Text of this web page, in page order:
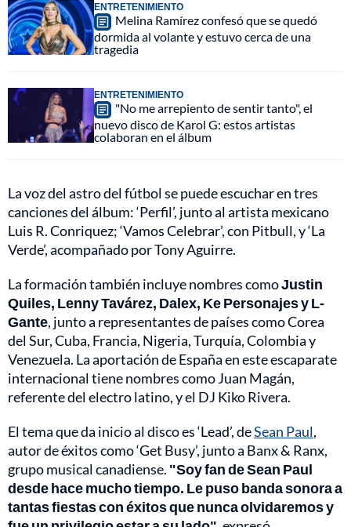
ENTRETENIMIENTO
Melina Ramírez confesó que se quedó
dormida al volante y estuvo cerca de una
tragedia
ENTRETENIMIENTO
"No me arrepiento de sentir tanto", el
nuevo disco de Karol G: estos artistas
colaboran en el álbum
La voz del astro del fútbol se puede escuchar en tres
canciones del álbum: ‘Perfil’, junto al artista mexicano
Luis R. Conriquez; ‘Vamos Celebrar’, con Pitbull, y ‘La
Verde’, acompañado por Tony Aguirre.
La formación también incluye nombres comoJustin
Quiles, Lenny Tavárez, Dalex, Ke Personajes y L-
Gante, junto a representantes de países como Corea
del Sur, Cuba, Francia, Nigeria, Turquía, Colombia y
Venezuela. La aportación de España en este escaparate
internacional tiene nombres como Juan Magán,
referente del electro latino, y el DJ Kiko Rivera.
El tema que da inicio al disco es ‘Lead’, deSean Paul,
autor de éxitos como ‘Get Busy’, junto a Banx & Ranx,
grupo musical canadiense. "Soy fan de Sean Paul
desde hace mucho tiempo. Le puso banda sonora a
tantas fiestas con éxitos que nunca olvidaremos y